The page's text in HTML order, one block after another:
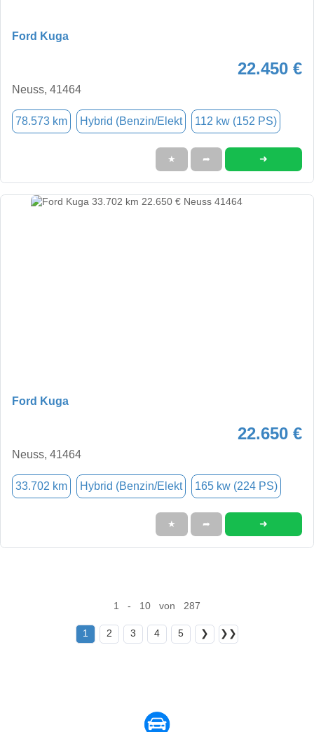
Ford Kuga
22.450 €
Neuss, 41464
78.573 km Hybrid (Benzin/Elekt 112 kw (152 PS)
★ ➦ ➜
Ford Kuga
22.650 €
Neuss, 41464
33.702 km Hybrid (Benzin/Elekt 165 kw (224 PS)
★ ➦ ➜
1 - 10 von 287
1 2 3 4 5 ❯ ❯❯